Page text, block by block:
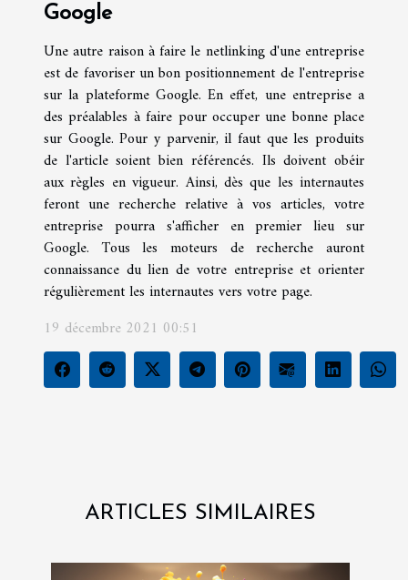
Google
Une autre raison à faire le netlinking d'une entreprise
est de favoriser un bon positionnement de l'entreprise
sur la plateforme Google. En effet, une entreprise a
des préalables à faire pour occuper une bonne place
sur Google. Pour y parvenir, il faut que les produits
de l'article soient bien référencés. Ils doivent obéir
aux règles en vigueur. Ainsi, dès que les internautes
feront une recherche relative à vos articles, votre
entreprise pourra s'afficher en premier lieu sur
Google. Tous les moteurs de recherche auront
connaissance du lien de votre entreprise et orienter
régulièrement les internautes vers votre page.
19 décembre 2021 00:51
ARTICLES SIMILAIRES